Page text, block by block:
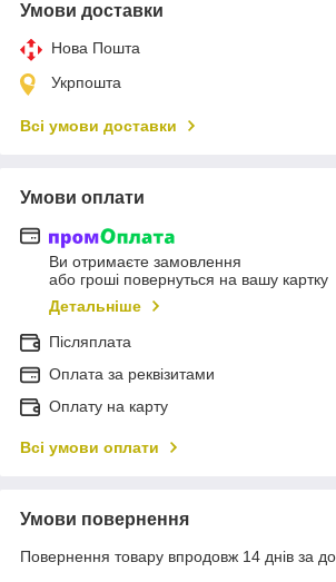
Умови доставки
Нова Пошта
Укрпошта
Всі умови доставки
Умови оплати
Ви отримаєте замовлення
або гроші повернуться на вашу картку
Детальніше
Післяплата
Оплата за реквізитами
Оплату на карту
Всі умови оплати
Умови повернення
Повернення товару впродовж 14 днів за